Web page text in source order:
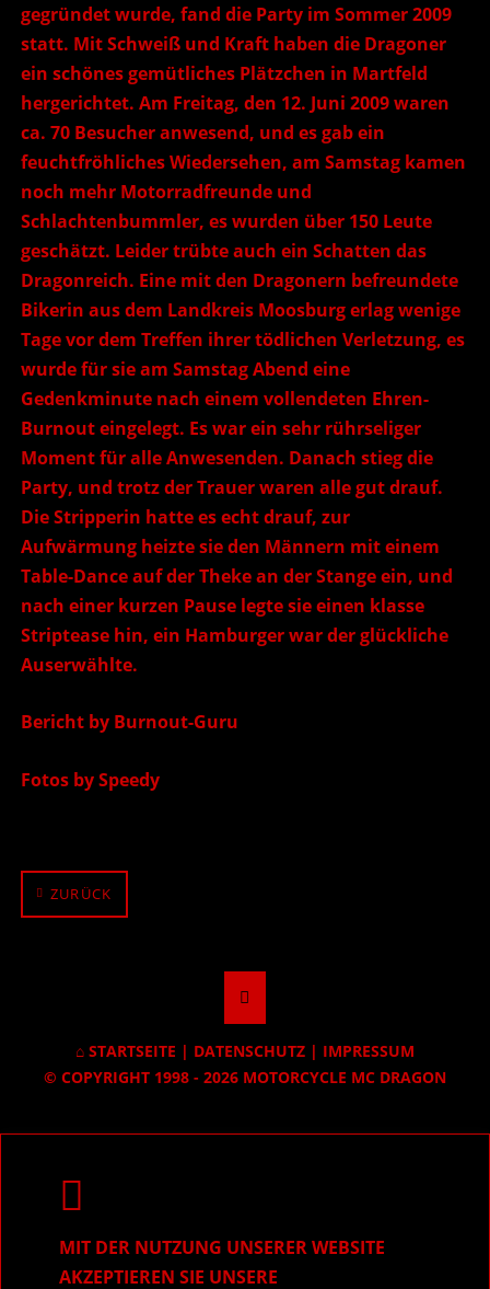
MIT DER NUTZUNG UNSERER WEBSITE
AKZEPTIEREN SIE UNSERE
gegründet wurde, fand die Party im Sommer 2009
statt. Mit Schweiß und Kraft haben die Dragoner
ein schönes gemütliches Plätzchen in Martfeld
hergerichtet. Am Freitag, den 12. Juni 2009 waren
ca. 70 Besucher anwesend, und es gab ein
feuchtfröhliches Wiedersehen, am Samstag kamen
noch mehr Motorradfreunde und
Schlachtenbummler, es wurden über 150 Leute
geschätzt. Leider trübte auch ein Schatten das
Dragonreich. Eine mit den Dragonern befreundete
Bikerin aus dem Landkreis Moosburg erlag wenige
Tage vor dem Treffen ihrer tödlichen Verletzung, es
wurde für sie am Samstag Abend eine
Gedenkminute nach einem vollendeten Ehren-
Burnout eingelegt. Es war ein sehr rührseliger
Moment für alle Anwesenden. Danach stieg die
Party, und trotz der Trauer waren alle gut drauf.
Die Stripperin hatte es echt drauf, zur
Aufwärmung heizte sie den Männern mit einem
Table-Dance auf der Theke an der Stange ein, und
nach einer kurzen Pause legte sie einen klasse
Striptease hin, ein Hamburger war der glückliche
Auserwählte.
Bericht by Burnout-Guru
Fotos by Speedy
ZURÜCK
STARTSEITE | DATENSCHUTZ| IMPRESSUM
© COPYRIGHT 1998 - 2026 MOTORCYCLE MC DRAGON